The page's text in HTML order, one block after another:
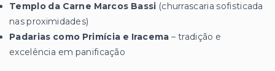
Templo da Carne Marcos Bassi (churrascaria sofisticada
nas proximidades)
Padarias como Primícia e Iracema – tradição e
excelência em panificação